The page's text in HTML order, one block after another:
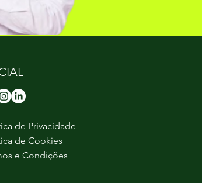
de Privacidade
de Cookies
e Condições